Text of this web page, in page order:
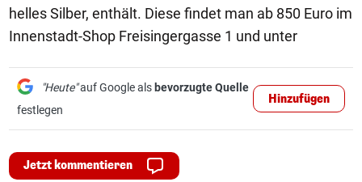
helles Silber, enthält. Diese findet man ab 850 Euro im
Innenstadt-Shop Freisingergasse 1 und unter
"Heute"auf Google als bevorzugte Quelle
festlegen
Hinzufügen
Jetzt kommentieren